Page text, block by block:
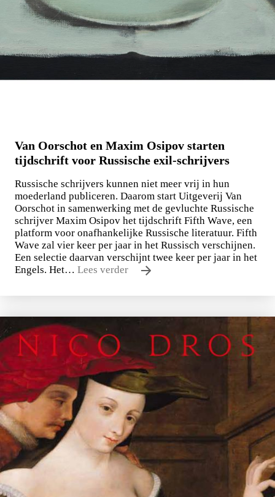
Van Oorschot en Maxim Osipov starten
tijdschrift voor Russische exil-schrijvers
Russische schrijvers kunnen niet meer vrij in hun
moederland publiceren. Daarom start Uitgeverij Van
Oorschot in samenwerking met de gevluchte Russische
schrijver Maxim Osipov het tijdschrift Fifth Wave, een
platform voor onafhankelijke Russische literatuur. Fifth
Wave zal vier keer per jaar in het Russisch verschijnen.
Een selectie daarvan verschijnt twee keer per jaar in het
Engels. Het… Lees verder